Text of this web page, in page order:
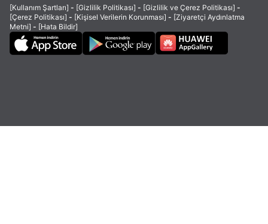
[Kullanım Şartları] - [Gizlilik Politikası] - [Gizlilik ve Çerez Politikası] -
[Çerez Politikası] - [Kişisel Verilerin Korunması] - [Ziyaretçi Aydınlatma
Metni] - [Hata Bildir]